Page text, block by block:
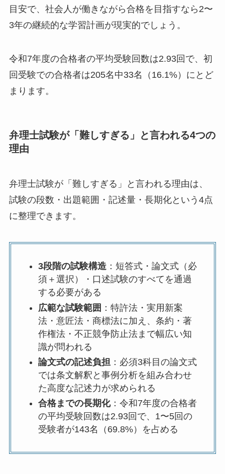
目安で、社会人が働きながら合格を目指すなら2〜
3年の継続的な学習計画が現実的でしょう。
令和7年度の合格者の平均受験回数は2.93回で、初
回受験での合格者は205名中33名（16.1%）にとど
まります。
弁理士試験が「難しすぎる」と言われる4つの
理由
弁理士試験が「難しすぎる」と言われる理由は、
試験の段数・出題範囲・記述量・長期化という4点
に整理できます。
3段階の試験構造：短答式・論文式（必
須＋選択）・口述試験のすべてを通過
する必要がある
広範な試験範囲 ：特許法・実用新案
法・意匠法・商標法に加え、条約・著
作権法・不正競争防止法まで幅広い知
識が問われる
論文式の記述負担：必須3科目の論文式
では条文解釈と事例分析を組み合わせ
た高度な記述力が求められる
合格までの長期化：令和7年度の合格者
の平均受験回数は2.93回で、1〜5回の
受験者が143名（69.8%）を占める